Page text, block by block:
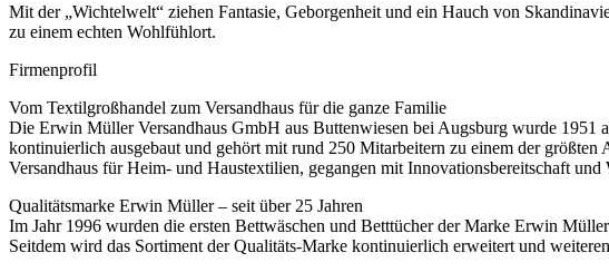
Mit der „Wichtelwelt“ ziehen Fantasie, Geborgenheit und ein Hauch von
zu einem echten Wohlfühlort.
Firmenprofil
Vom Textilgroßhandel zum Versandhaus für die ganze Familie
Die Erwin Müller Versandhaus GmbH aus Buttenwiesen bei Augsburg wurde 1951
kontinuierlich ausgebaut und gehört mit rund 250 Mitarbeitern zu einem der
Versandhaus für Heim- und Haustextilien, gegangen mit Innovationsbereitschaft und
Qualitätsmarke Erwin Müller – seit über 25 Jahren
Im Jahr 1996 wurden die ersten Bettwäschen und Betttücher der Marke Erwin
Seitdem wird das Sortiment der Qualitäts-Marke kontinuierlich erweitert und